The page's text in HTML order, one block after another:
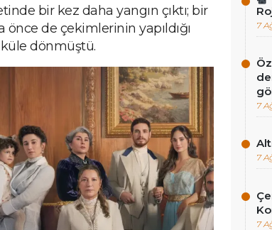
bir kez daha yangın çıktı; bir
önce de çekimlerinin yapıldığı
küle dönmüştü.
7
7
7
7